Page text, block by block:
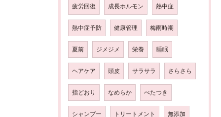
疲労回復 成長ホルモン 熱中症
熱中症予防 健康管理 梅雨時期
夏前 ジメジメ 栄養 睡眠
ヘアケア 頭皮 サラサラ さらさら
指どおり なめらか べたつき
シャンプー トリートメント 無添加